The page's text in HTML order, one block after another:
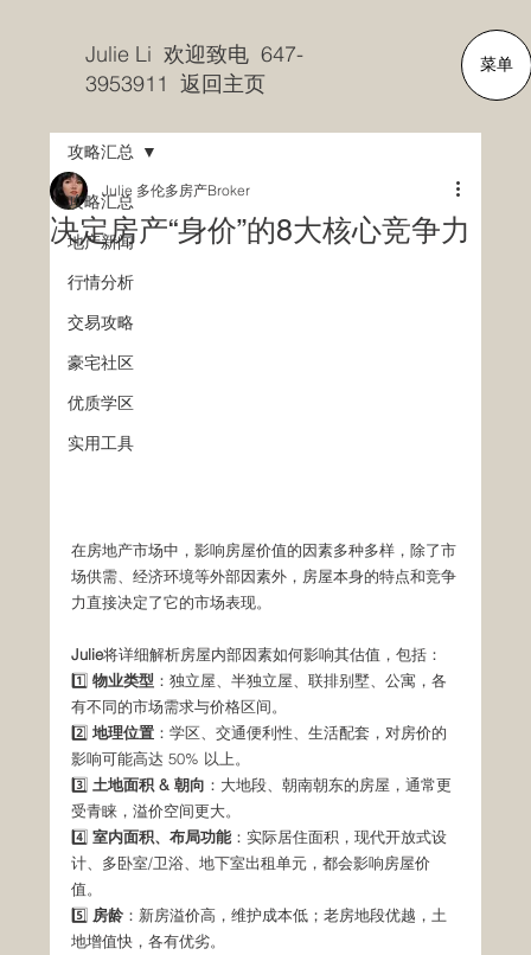
Julie Li 欢迎致电 647-
3953911 返回主页
菜单
攻略汇总
地产新闻
行情分析
交易攻略
豪宅社区
优质学区
实用工具
攻略汇总
决定房产“身价”的8大核心竞争力
Julie 多伦多房产Broker
在房地产市场中，影响房屋价值的因素多种多样，除了市
场供需、经济环境等外部因素外，房屋本身的特点和竞争
力直接决定了它的市场表现。
Julie将详细解析房屋内部因素如何影响其估值，包括：
1️⃣ 物业类型 ：独立屋、半独立屋、联排别墅、公寓，各
有不同的市场需求与价格区间。
2️⃣ 地理位置 ：学区、交通便利性、生活配套，对房价的
影响可能高达 50% 以上。
3️⃣ 土地面积 & 朝向 ：大地段、朝南朝东的房屋，通常更
受青睐，溢价空间更大。
4️⃣ 室内面积、布局功能 ：实际居住面积，现代开放式设
计、多卧室/卫浴、地下室出租单元，都会影响房屋价
值。
5️⃣ 房龄 ：新房溢价高，维护成本低；老房地段优越，土
地增值快，各有优劣。